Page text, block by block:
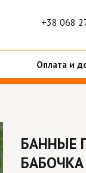
+38 068
Оплата и
БАННЫЕ
БАБОЧКА